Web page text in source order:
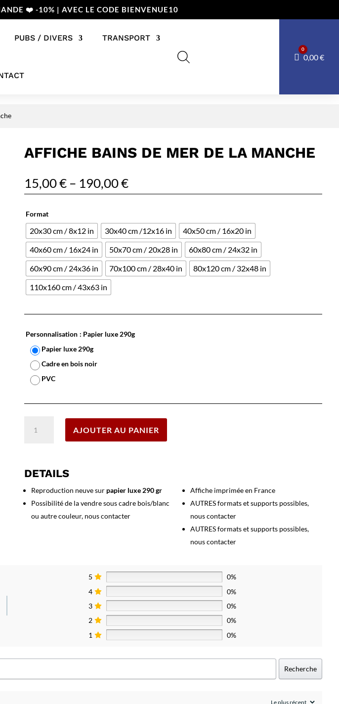
❤️ -10% | AVEC LE CODE BIENVENUE10
PUBS / DIVERS TRANSPORT
Panier
0
0,00€
AFFICHE BAINS DE MER DE LA MANCHE
15,00€ – 190,00€
Format
20x30 cm / 8x12 in 30x40 cm /12x16 in
40x50 cm / 16x20 in
40x60 cm / 16x24 in
50x70 cm / 20x28 in
60x80 cm / 24x32 in
60x90 cm / 24x36 in
70x100 cm / 28x40 in
80x120 cm / 32x48 in
110x160 cm / 43x63 in
Personnalisation : Papier luxe 290g
Papier luxe 290g
Cadre en bois noir
PVC
mer
de
la
Manche
AJOUTER AU PANIER
DETAILS
Reproduction neuve sur papier luxe 290 gr
Possibilité de la vendre sous cadre bois/blanc
ou autre couleur, nous contacter
Affiche imprimée en France
AUTRES formats et supports possibles,
nous contacter
AUTRES formats et supports possibles,
nous contacter
5
0%
4
0%
3
0%
2
0%
1
0%
Recherche